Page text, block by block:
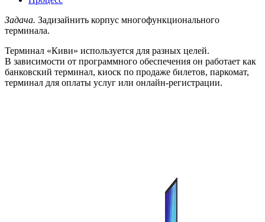
Задача. Задизайнить корпус многофункционального
терминала.
Терминал «Киви» используется для разных целей.
В зависимости от программного обеспечения он работает как
банковский терминал, киоск по продаже билетов, паркомат,
терминал для оплаты услуг или онлайн-регистрации.